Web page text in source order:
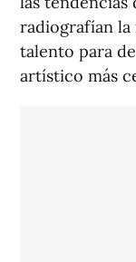
radiografían la
talento para
artístico más